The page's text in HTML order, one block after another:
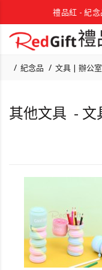
禮品紅 - 紀
紀念品 文具 | 辦公室
其他文具 - 文